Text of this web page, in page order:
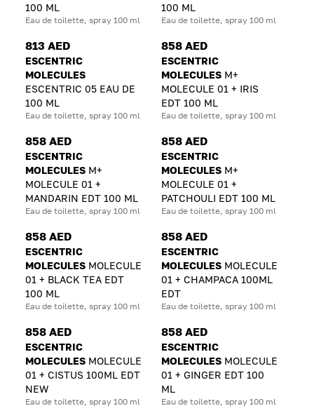
100 ML
Eau de toilette, spray 100 ml
100 ML
Eau de toilette, spray 100 ml
813 AED
ESCENTRIC
MOLECULES
ESCENTRIC 05 EAU DE
100 ML
Eau de toilette, spray 100 ml
858 AED
ESCENTRIC
MOLECULES M+
MOLECULE 01 + IRIS
EDT 100 ML
Eau de toilette, spray 100 ml
858 AED
ESCENTRIC
MOLECULES M+
MOLECULE 01 +
MANDARIN EDT 100 ML
Eau de toilette, spray 100 ml
858 AED
ESCENTRIC
MOLECULES M+
MOLECULE 01 +
PATCHOULI EDT 100 ML
Eau de toilette, spray 100 ml
858 AED
ESCENTRIC
MOLECULES MOLECULE
01 + BLACK TEA EDT
100 ML
Eau de toilette, spray 100 ml
858 AED
ESCENTRIC
MOLECULES MOLECULE
01 + CHAMPACA 100ML
EDT
Eau de toilette, spray 100 ml
858 AED
ESCENTRIC
MOLECULES MOLECULE
01 + CISTUS 100ML EDT
NEW
Eau de toilette, spray 100 ml
858 AED
ESCENTRIC
MOLECULES MOLECULE
01 + GINGER EDT 100
ML
Eau de toilette, spray 100 ml